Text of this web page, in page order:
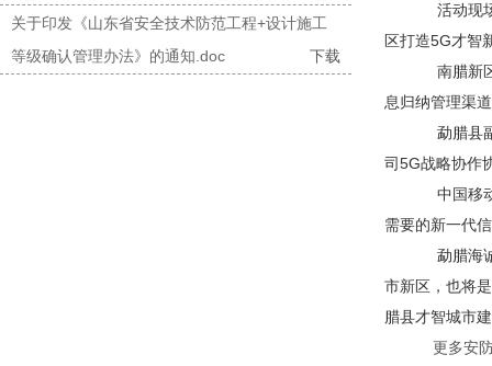
关于印发《山东省安全技术防范工程+设计施工
等级确认管理办法》的通知.doc
下载
活动现场
区打造5G才智
南腊新区
息归纳管理渠
勐腊县副
司5G战略协作
中国移动
需要的新一代
勐腊海诚
市新区，也将
腊县才智城市
更多安防